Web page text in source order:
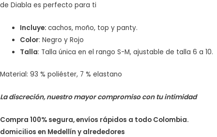
de Diabla es perfecto para ti
Incluye:cachos, moño, top y panty.
Color: Negro y Rojo
Talla: Talla única en el rango S-M, ajustable de talla 6 a 10.
Material: 93 % poliéster, 7 % elastano
La discreción, nuestro mayor compromiso con tu intimidad
Compra 100% segura, envíos rápidos a todo Colombia.
domicilios en Medellín y alrededores